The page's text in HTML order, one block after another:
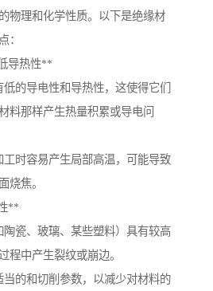
物理和化学性质。以下是绝缘材
：
导热性**
的导电性和导热性，这使得它们
料那样产生热量积累或导电问
时容易产生局部高温，可能导致
烧焦。
**
瓷、玻璃、某些塑料）具有较高
程中产生裂纹或崩边。
的和切削参数，以减少对材料的